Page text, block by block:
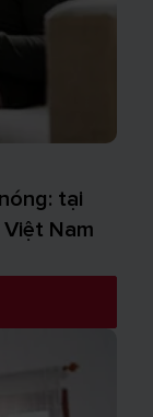
tại
Nam